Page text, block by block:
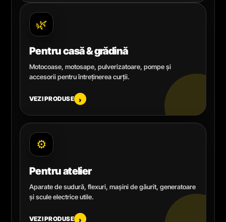
🌿
Pentru casă & grădină
Motocoase, motosape, pulverizatoare, pompe și
accesorii pentru întreținerea curții.
VEZI PRODUSE ›
⚙️
Pentru atelier
Aparate de sudură, flexuri, mașini de găurit, generatoare
și scule electrice utile.
VEZI PRODUSE ›